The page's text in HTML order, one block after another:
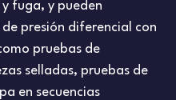
fuga, y pueden
presión diferencial con
pruebas de
selladas, pruebas de
en secuencias